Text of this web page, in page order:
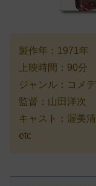
製作年：1971年
上映時間：90分
ジャンル：コメ
監督：山田洋次
キャスト：渥美
etc